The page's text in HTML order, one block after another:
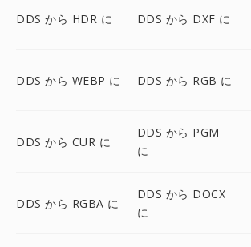
DDS から HDR に DDS から DXF に
DDS から WEBP に DDS から RGB に
DDS から CUR に
DDS から PGM
に
DDS から RGBA に
DDS から DOCX
に